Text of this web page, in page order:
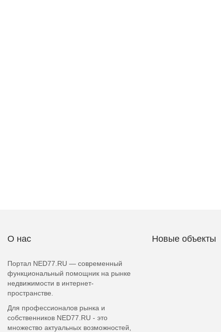
О нас
Портал NED77.RU — современный
функциональный помощник на рынке
недвижимости в интернет-
пространстве.
Для профессионалов рынка и
собственников NED77.RU - это
множество актуальных возможностей,
Новые объекты